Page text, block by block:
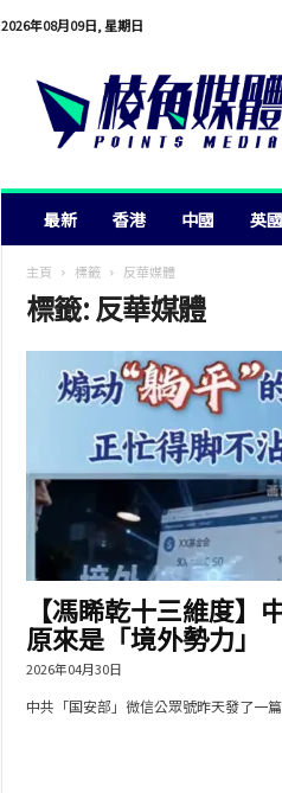
2026年08月09日, 星期日
最新 香港 中國 英
主頁 標籤 反華媒體
標籤: 反華媒體
【馮睎乾十三維度】
原來是「境外勢力」
2026年04月30日
中共「国安部」微信公眾號昨天發了一